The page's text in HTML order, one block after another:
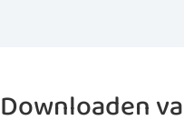
Downloaden